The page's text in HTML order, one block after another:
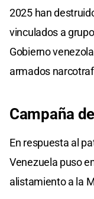
2025 han
vinculados a
Gobierno
armados
Campaña
En respuesta al
Venezuela puso
alistamiento a la